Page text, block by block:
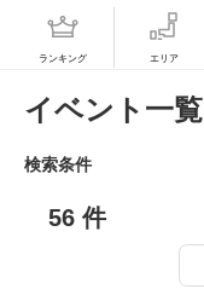
ランキング エリア
イベント一覧
検索条件
56 件